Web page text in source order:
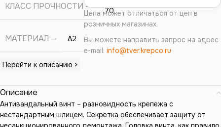
Цена может отличаться от цен в
розничных магазинах.
Вы можете направить запрос на адрес
e-mail: info@tver.krepco.ru
КЛАСС ПРОЧНОСТИ
70
МАТЕРИАЛ А2
Перейти к описанию >
Описание
Антивандальный винт – разновидность крепежа с
нестандартным шлицем. Секретка обеспечивает защиту от